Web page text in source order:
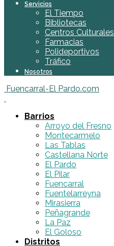
Servicios
El Tiempo
Bibliotecas
Centros Culturales
Farmacias
Polideportivos
Tráfico
Nosotros
Fuencarral-El Pardo.com
Barrios
Arroyo del Fresno
Montecarmelo
Las Tablas
Castellana Norte
El Pardo
El Pilar
Fuencarral
Fuentelarreyna
Mirasierra
Peñagrande
La Paz
El Goloso
Distritos